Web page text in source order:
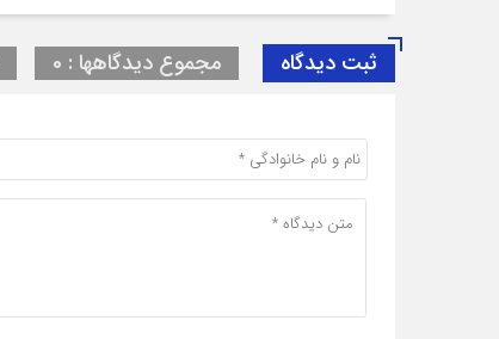
ثبت دیدگاه مجموع دیدگاهها : 0